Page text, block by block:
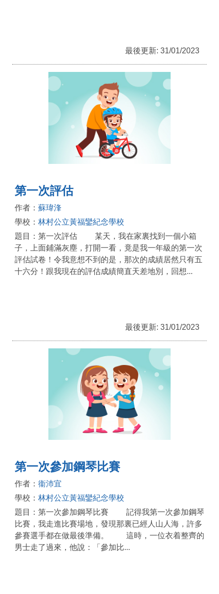
最後更新: 31/01/2023
第一次評估
作者： 蘇瑋浲
學校： 林村公立黃福鑾紀念學校
題目：第一次評估 某天，我在家裏找到一個小箱
子，上面鋪滿灰塵，打開一看，竟是我一年級的第一次
評估試卷！令我意想不到的是，那次的成績居然只有五
十六分！跟我現在的評估成績簡直天差地別，回想...
最後更新: 31/01/2023
第一次參加鋼琴比賽
作者： 衞沛宜
學校： 林村公立黃福鑾紀念學校
題目：第一次參加鋼琴比賽 記得我第一次參加鋼琴
比賽，我走進比賽場地，發現那裏已經人山人海，許多
參賽選手都在做最後準備。 這時，一位衣着整齊的
男士走了過來，他說：「參加比...